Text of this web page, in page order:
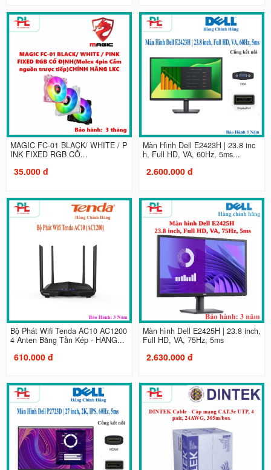
MAGIC FC-01 BLACK/ WHITE / P
INK FIXED RGB CỐ...
35.000 đ
Màn Hình Dell E2423H | 23.8 inc
h, Full HD, VA, 60Hz, 5ms...
2.600.000 đ
Bộ Phát Wifi Tenda AC10 AC1200
4 Anten Băng Tần Kép - HÀNG...
610.000 đ
Màn hình Dell E2425H | 23.8 inch,
Full HD, VA, 75Hz, 5ms
2.630.000 đ